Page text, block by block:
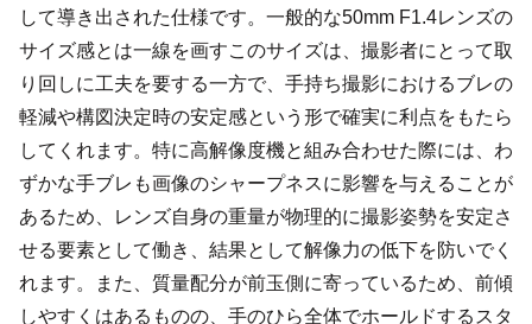
して導き出された仕様です。一般的な50mm F1.4レンズの
サイズ感とは一線を画すこのサイズは、撮影者にとって取
り回しに工夫を要する一方で、手持ち撮影におけるブレの
軽減や構図決定時の安定感という形で確実に利点をもたら
してくれます。特に高解像度機と組み合わせた際には、わ
ずかな手ブレも画像のシャープネスに影響を与えることが
あるため、レンズ自身の重量が物理的に撮影姿勢を安定さ
せる要素として働き、結果として解像力の低下を防いでく
れます。また、質量配分が前玉側に寄っているため、前傾
しやすくはあるものの、手のひら全体でホールドするスタ